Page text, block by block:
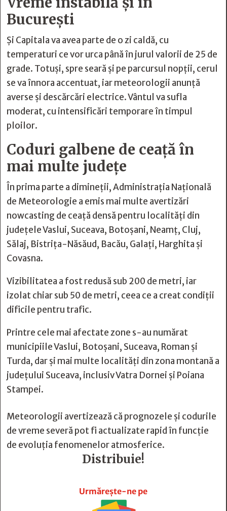
București
Și Capitala va avea parte de o zi caldă, cu
temperaturi ce vor urca până în jurul valorii de 25 de
grade. Totuși, spre seară și pe parcursul nopții, cerul
se va înnora accentuat, iar meteorologii anunță
averse și descărcări electrice. Vântul va sufla
moderat, cu intensificări temporare în timpul
ploilor.
Coduri galbene de ceață în
mai multe județe
În prima parte a dimineții, Administrația Națională
de Meteorologie a emis mai multe avertizări
nowcasting de ceață densă pentru localități din
județele Vaslui, Suceava, Botoșani, Neamț, Cluj,
Sălaj, Bistrița-Năsăud, Bacău, Galați, Harghita și
Covasna.
Vizibilitatea a fost redusă sub 200 de metri, iar
izolat chiar sub 50 de metri, ceea ce a creat condiții
dificile pentru trafic.
Printre cele mai afectate zone s-au numărat
municipiile Vaslui, Botoșani, Suceava, Roman și
Turda, dar și mai multe localități din zona montană a
județului Suceava, inclusiv Vatra Dornei și Poiana
Stampei.
Meteorologii avertizează că prognozele și codurile
de vreme severă pot fi actualizate rapid în funcție
de evoluția fenomenelor atmosferice.
Distribuie!
Urmărește-ne pe